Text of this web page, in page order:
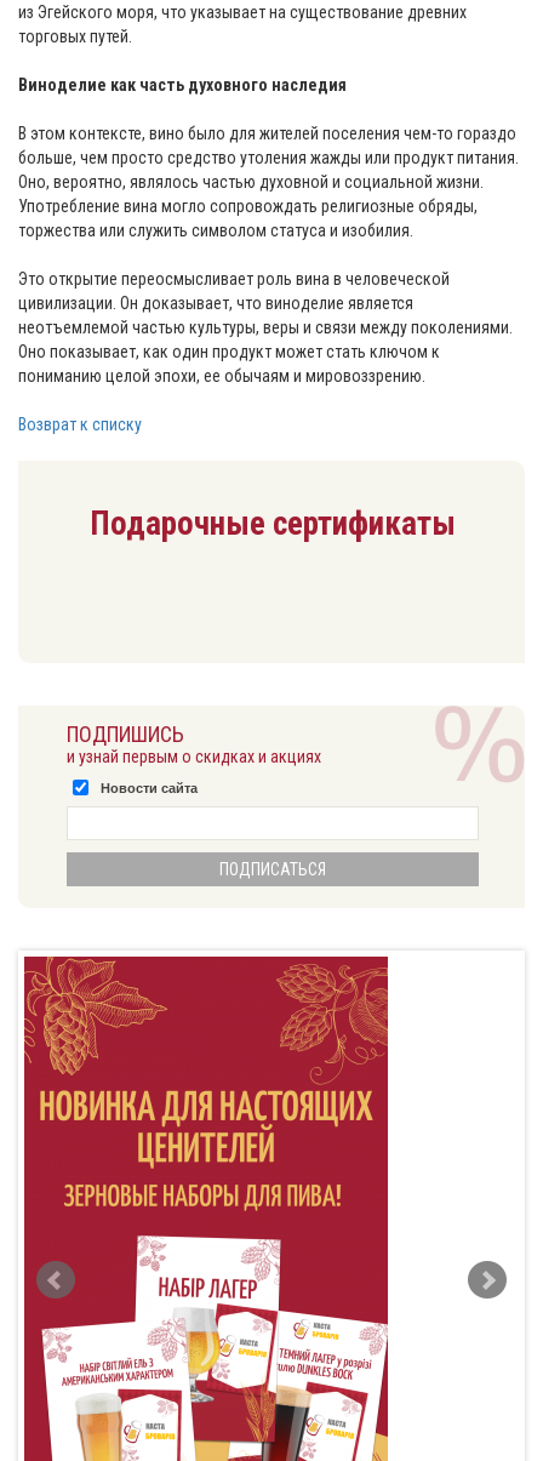
из Эгейского моря, что указывает на существование древних
торговых путей.
Виноделие как часть духовного наследия
В этом контексте, вино было для жителей поселения чем-то гораздо
больше, чем просто средство утоления жажды или продукт питания.
Оно, вероятно, являлось частью духовной и социальной жизни.
Употребление вина могло сопровождать религиозные обряды,
торжества или служить символом статуса и изобилия.
Это открытие переосмысливает роль вина в человеческой
цивилизации. Он доказывает, что виноделие является
неотъемлемой частью культуры, веры и связи между поколениями.
Оно показывает, как один продукт может стать ключом к
пониманию целой эпохи, ее обычаям и мировоззрению.
Возврат к списку
Подарочные сертификаты
ПОДПИШИСЬ
и узнай первым о скидках и акциях
Новости сайта